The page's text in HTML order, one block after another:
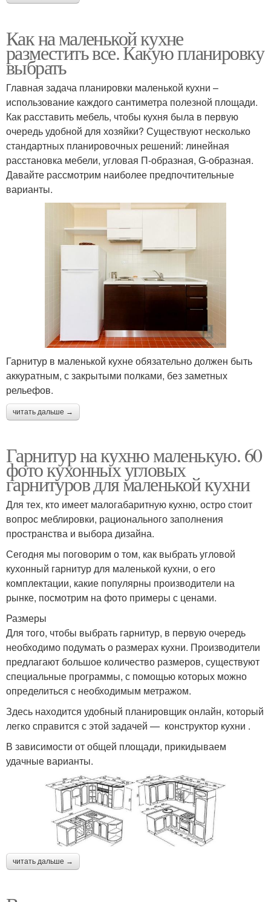
Как на маленькой кухне
разместить все. Какую планировку
выбрать
Главная задача планировки маленькой кухни –
использование каждого сантиметра полезной площади.
Как расставить мебель, чтобы кухня была в первую
очередь удобной для хозяйки? Существуют несколько
стандартных планировочных решений: линейная
расстановка мебели, угловая П-образная, G-образная.
Давайте рассмотрим наиболее предпочтительные
варианты.
Гарнитур в маленькой кухне обязательно должен быть
аккуратным, с закрытыми полками, без заметных
рельефов.
читать дальше →
Гарнитур на кухню маленькую. 60
фото кухонных угловых
гарнитуров для маленькой кухни
Для тех, кто имеет малогабаритную кухню, остро стоит
вопрос меблировки, рационального заполнения
пространства и выбора дизайна.
Сегодня мы поговорим о том, как выбрать угловой
кухонный гарнитур для маленькой кухни, о его
комплектации, какие популярны производители на
рынке, посмотрим на фото примеры с ценами.
Размеры
Для того, чтобы выбрать гарнитур, в первую очередь
необходимо подумать о размерах кухни. Производители
предлагают большое количество размеров, существуют
специальные программы, с помощью которых можно
определиться с необходимым метражом.
Здесь находится удобный планировщик онлайн, который
легко справится с этой задачей — конструктор кухни .
В зависимости от общей площади, прикидываем
удачные варианты.
читать дальше →